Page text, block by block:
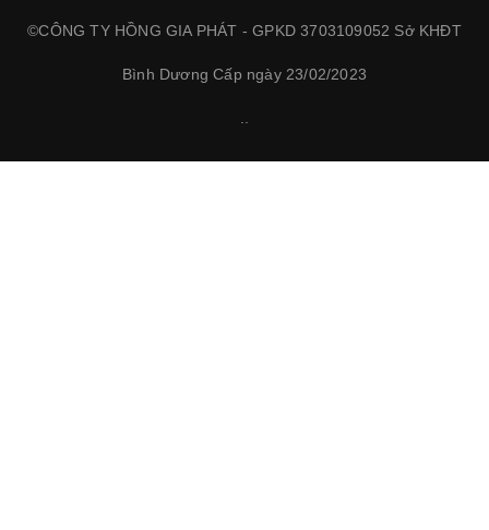
©CÔNG TY HỒNG GIA PHÁT - GPKD 3703109052 Sở KHĐT
Bình Dương Cấp ngày 23/02/2023
..